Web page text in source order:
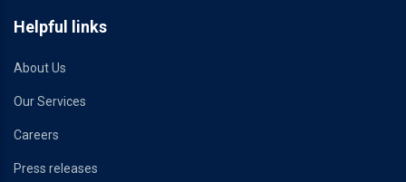
Helpful links
About Us
Our Services
Careers
Press releases